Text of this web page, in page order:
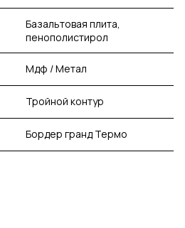
Базальтовая плита,
пенополистирол
Мдф / Метал
Тройной контур
Бордер гранд Термо